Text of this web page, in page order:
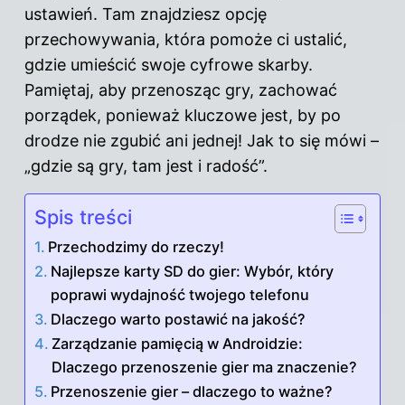
ustawień. Tam znajdziesz opcję
przechowywania, która pomoże ci ustalić,
gdzie umieścić swoje cyfrowe skarby.
Pamiętaj, aby przenosząc gry, zachować
porządek, ponieważ kluczowe jest, by po
drodze nie zgubić ani jednej! Jak to się mówi –
„gdzie są gry, tam jest i radość”.
Spis treści
Przechodzimy do rzeczy!
Najlepsze karty SD do gier: Wybór, który
poprawi wydajność twojego telefonu
Dlaczego warto postawić na jakość?
Zarządzanie pamięcią w Androidzie:
Dlaczego przenoszenie gier ma znaczenie?
Przenoszenie gier – dlaczego to ważne?